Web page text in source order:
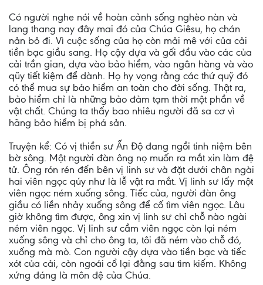
Có người nghe nói về hoàn cảnh sống nghèo nàn và
lang thang nay đây mai đó của Chúa Giêsu, họ chán
nản bỏ đi. Vì cuộc sống của họ còn mải mê với của cải
tiền bạc giầu sang. Họ cậy dựa và gối đầu vào các của
cải trần gian, dựa vào bảo hiểm, vào ngân hàng và vào
qũy tiết kiệm để dành. Họ hy vọng rằng các thứ quỹ đó
có thể mua sự bảo hiểm an toàn cho đời sống. Thật ra,
bảo hiểm chỉ là những bảo đảm tạm thời một phần về
vật chất. Chúng ta thấy bao nhiêu người đã sa cơ vì
hãng bảo hiểm bị phá sản.
Truyện kể: Có vị thiền sư Ấn Độ đang ngồi tinh niệm bên
bờ sông. Một người đàn ông nọ muốn ra mắt xin làm đệ
tử. Ông rón rén đến bên vị linh sư và đặt dưới chân ngài
hai viên ngọc qúy như là lễ vật ra mắt. Vị linh sư lấy một
viên ngọc ném xuống sông. Tiếc của, người đàn ông
giầu có liền nhảy xuống sông để cố tìm viên ngọc. Lâu
giờ không tìm được, ông xin vị linh sư chỉ chỗ nào ngài
ném viên ngọc. Vị linh sư cầm viên ngọc còn lại ném
xuống sông và chỉ cho ông ta, tôi đã ném vào chỗ đó,
xuống mà mò. Con người cậy dựa vào tiền bạc và tiếc
xót của cải, còn ngoái cổ lại đằng sau tìm kiếm. Không
xứng đáng là môn đệ của Chúa.